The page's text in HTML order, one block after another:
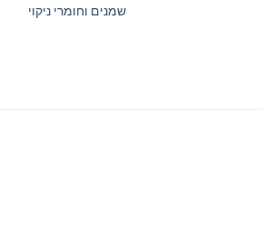
שמנים וחומרי ניקוי